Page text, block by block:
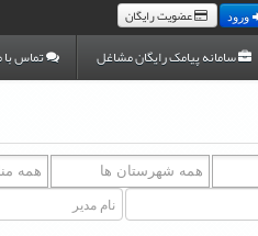
ورود عضویت رایگان
سامانه پیامک رایگان مشاغل تماس با